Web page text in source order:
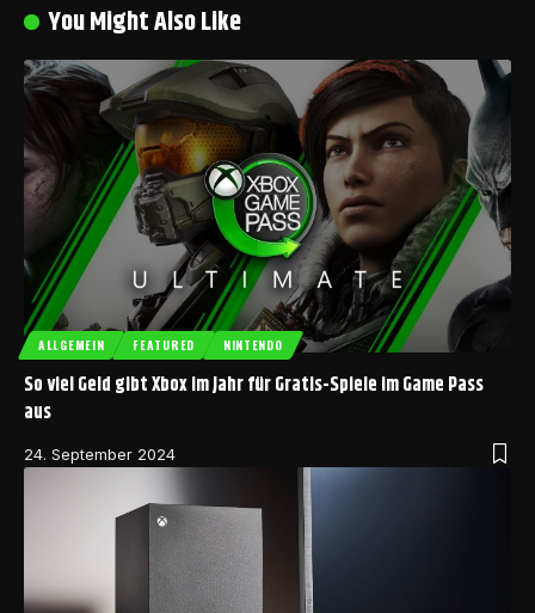
You Might Also Like
ALLGEMEIN FEATURED NINTENDO
So viel Geld gibt Xbox im Jahr für Gratis-Spiele im Game Pass
aus
24. September 2024